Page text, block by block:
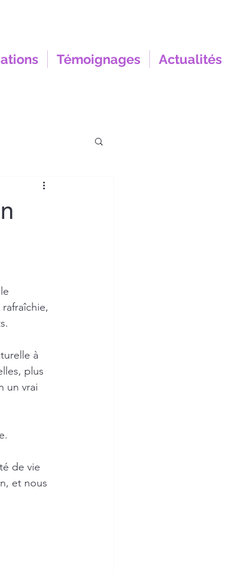
Témoignages Actualités
à
plus
un vrai
de vie
et nous